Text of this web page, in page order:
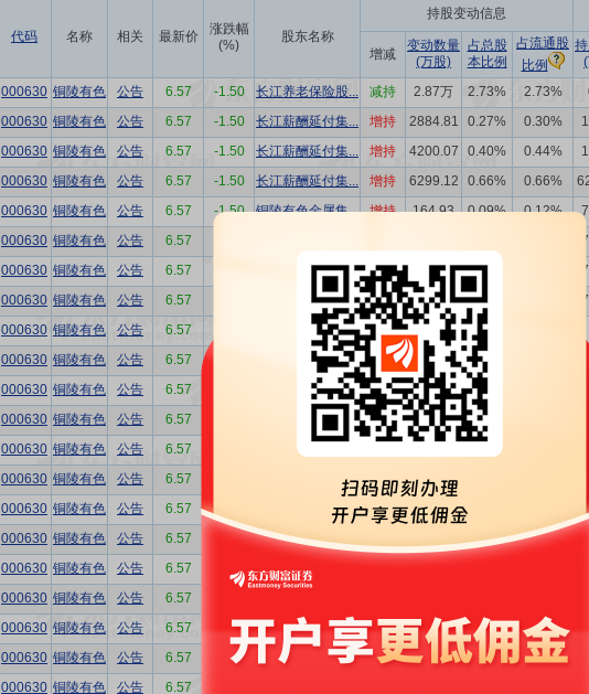
代码 名称 相关 最新价
涨跌幅
(%)
股东名称
持股变动信息
增减
变动数量
(万股)
占总股
本比例
占流通股
比例
000630 铜陵有色 公告 6.57 -1.50 长江养老保险股... 减持 2.87万 2.73% 2.73%
000630 铜陵有色 公告 6.57 -1.50 长江薪酬延付集... 增持 2884.81 0.27% 0.30%
000630 铜陵有色 公告 6.57 -1.50 长江薪酬延付集... 增持 4200.07 0.40% 0.44%
000630 铜陵有色 公告 6.57 -1.50 长江薪酬延付集... 增持 6299.12 0.66% 0.66%
000630 铜陵有色 公告 6.57 -1.50 铜陵有色金属集... 增持 164.93 0.09% 0.12%
000630 铜陵有色 公告 6.57
000630 铜陵有色 公告 6.57 铜陵有色金属集... 增持 1421.89 1.00%
000630 铜陵有色 公告 6.57 铜陵有色金属集... 增持 290.91 0.20%
000630 铜陵有色 公告 6.57 万里红 减持 0.05 0.00%
000630 铜陵有色 公告 6.57 万里红 增持 0.05 0.00%
000630 铜陵有色 公告 6.57 左红梅 减持 4.86 0.00%
000630 铜陵有色 公告 6.57 左红梅 减持 0.84 0.00%
000630 铜陵有色 公告 6.57 左红梅 0.00%
000630 铜陵有色 公告 6.57 减持 0.20
000630 铜陵有色 公告 6.57 -1.50 增持 0.20
000630 铜陵有色 公告 6.57 -1.50 许友霞 0.00% 0.00%
000630 铜陵有色 公告 6.57 -1.50 程小芬
000630 铜陵有色 公告 6.57
000630 铜陵有色 公告 6.57 -1.50 李锦霞 减持 0.09 0.00% 0.00%
000630 铜陵有色 公告 6.57 -1.50 程小芬 增持 0.24 0.00% 0.00%
000630 铜陵有色 公告 6.57